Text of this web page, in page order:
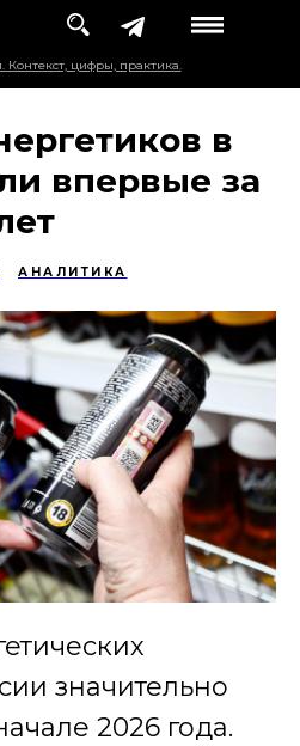
Контекст, цифры, практика.
в
впервые за
АНАЛИТИКА
значительно
2026 года.